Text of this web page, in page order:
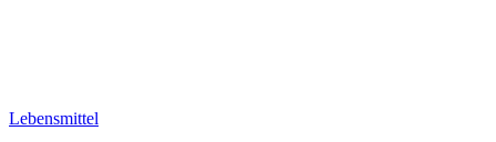
Lebensmittel